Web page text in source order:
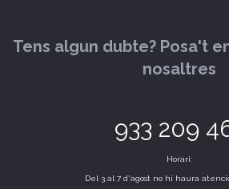
Tens algun dubte? Posa't
nosaltres
933 209
Horari:
Del 3 al 7 d'agost no hi haura